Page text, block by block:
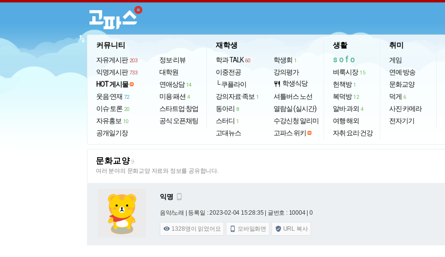
커뮤니티
자유게시판 203
익명게시판 733
HOT 게시물
웃음·연재 72
이슈·토론 20
자유홍보 10
공개일기장
정보·리뷰
대학원
연애상담 14
미용·패션 4
스타트업·창업
공식 오픈채팅
재학생
학과 TALK 60
이중전공
└ 쿠플라이
강의자료·족보 1
동아리 8
스터디 1
고대뉴스
학생회 1
강의평가
restaurant 학생식당
셔틀버스 노선
열람실 (실시간)
수강신청 알리미
고파스 위키
생활
sofo
벼룩시장 15
헌책방 1
복덕방 12
알바·과외 4
여행·해외
자취·요리·건강
취미
게임
연예·방송
문화교양
덕게 6
사진·카메라
전자기기
import_export
문화교양 9
여러 분야의 문화교양 자료와 정보를 공유합니다.
익명 
음악/노래 | 등록일 : 2023-02-04 15:28:35 | 글번호 : 10004 | 0
 1328명이 읽었어요  모바일화면  URL 복사